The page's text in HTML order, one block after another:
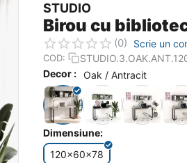
STUDIO
Birou cu
(0) Scrie un
COD:
Decor : Oak / Antracit
Dimensiune:
120x60x78